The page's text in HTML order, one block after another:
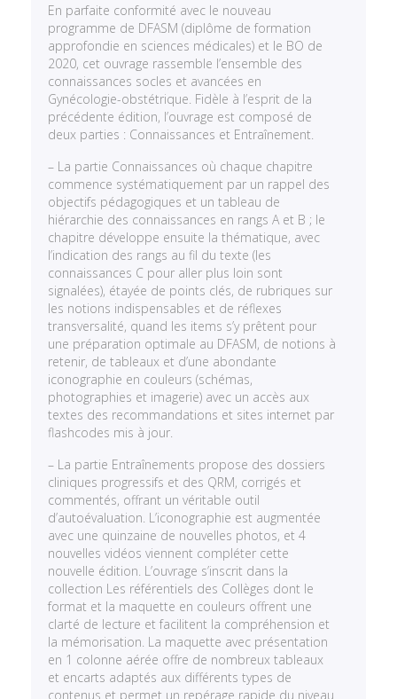
En parfaite conformité avec le nouveau
programme de DFASM (diplôme de formation
approfondie en sciences médicales) et le BO de
2020, cet ouvrage rassemble l’ensemble des
connaissances socles et avancées en
Gynécologie-obstétrique. Fidèle à l’esprit de la
précédente édition, l’ouvrage est composé de
deux parties : Connaissances et Entraînement.
– La partie Connaissances où chaque chapitre
commence systématiquement par un rappel des
objectifs pédagogiques et un tableau de
hiérarchie des connaissances en rangs A et B ; le
chapitre développe ensuite la thématique, avec
l’indication des rangs au fil du texte (les
connaissances C pour aller plus loin sont
signalées), étayée de points clés, de rubriques sur
les notions indispensables et de réflexes
transversalité, quand les items s’y prêtent pour
une préparation optimale au DFASM, de notions à
retenir, de tableaux et d’une abondante
iconographie en couleurs (schémas,
photographies et imagerie) avec un accès aux
textes des recommandations et sites internet par
flashcodes mis à jour.
– La partie Entraînements propose des dossiers
cliniques progressifs et des QRM, corrigés et
commentés, offrant un véritable outil
d’autoévaluation. L’iconographie est augmentée
avec une quinzaine de nouvelles photos, et 4
nouvelles vidéos viennent compléter cette
nouvelle édition. L’ouvrage s’inscrit dans la
collection Les référentiels des Collèges dont le
format et la maquette en couleurs offrent une
clarté de lecture et facilitent la compréhension et
la mémorisation. La maquette avec présentation
en 1 colonne aérée offre de nombreux tableaux
et encarts adaptés aux différents types de
contenus et permet un repérage rapide du niveau